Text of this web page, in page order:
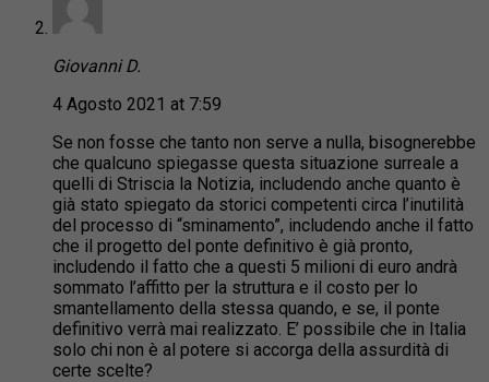
Giovanni D.
4 Agosto 2021 at 7:59
Se non fosse che tanto non serve a nulla, bisognerebbe
che qualcuno spiegasse questa situazione surreale a
quelli di Striscia la Notizia, includendo anche quanto è
già stato spiegato da storici competenti circa l’inutilità
del processo di “sminamento”, includendo anche il fatto
che il progetto del ponte definitivo è già pronto,
includendo il fatto che a questi 5 milioni di euro andrà
sommato l’affitto per la struttura e il costo per lo
smantellamento della stessa quando, e se, il ponte
definitivo verrà mai realizzato. E’ possibile che in Italia
solo chi non è al potere si accorga della assurdità di
certe scelte?